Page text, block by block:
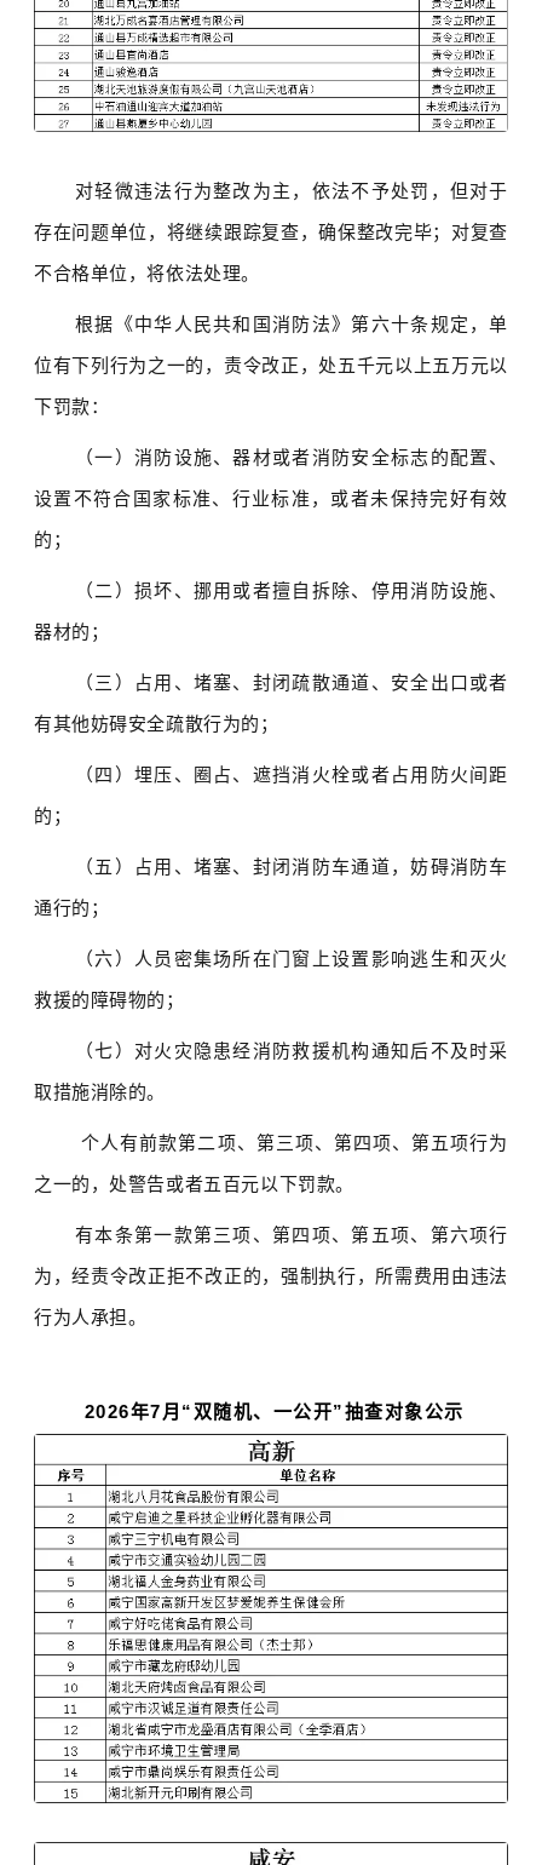
对轻微违法行为整改为主， 依法不予处罚，但对于
存在问题单位，将继续跟踪复查，确保整改完毕； 对复查
不合格单位，将依法处理。
根据《中华人民共和国消防法》第六十条规定，单
位有下列行为之一的，责令改正，处五千元以上五万元以
下罚款：
（一）消防设施、器材或者消防安全标志的配置、
设置不符合国家标准、行业标准，或者未保持完好有效
的；
（二）损坏、挪用或者擅自拆除、停用消防设施、
器材的；
（三）占用、堵塞、封闭疏散通道、安全出口或者
有其他妨碍安全疏散行为的；
（四）埋压、圈占、遮挡消火栓或者占用防火间距
的；
（五）占用、堵塞、封闭消防车通道，妨碍消防车
通行的；
（六）人员密集场所在门窗上设置影响逃生和灭火
救援的障碍物的；
（七）对火灾隐患经消防救援机构通知后不及时采
取措施消除的。
个人有前款第二项、第三项、第四项、第五项行为
之一的，处警告或者五百元以下罚款。
有本条第一款第三项、第四项、第五项、第六项行
为，经责令改正拒不改正的，强制执行，所需费用由违法
行为人承担。
2026年7月 “双随机、一公开”抽查对象公示